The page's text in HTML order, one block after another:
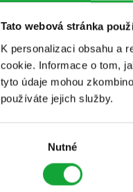
Tato webová stránka
K personalizaci obsahu a
cookie. Informace o tom,
tyto údaje mohou
používáte jejich služby.
Nutné